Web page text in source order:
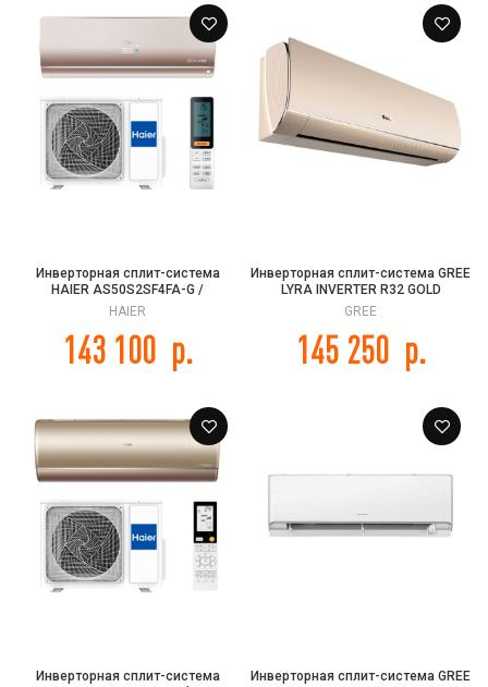
Инверторная сплит-система
HAIER AS50S2SF4FA-G /
1U50S2SJ3FA FLEXIS HEAT PUMP
HAIER
143 100 р.
Инверторная сплит-система GREE
LYRA INVERTER R32 GOLD
GWH18ACD-K6DNA1I (champagne)
GREE
145 250 р.
Инверторная сплит-система
Инверторная сплит-система GREE